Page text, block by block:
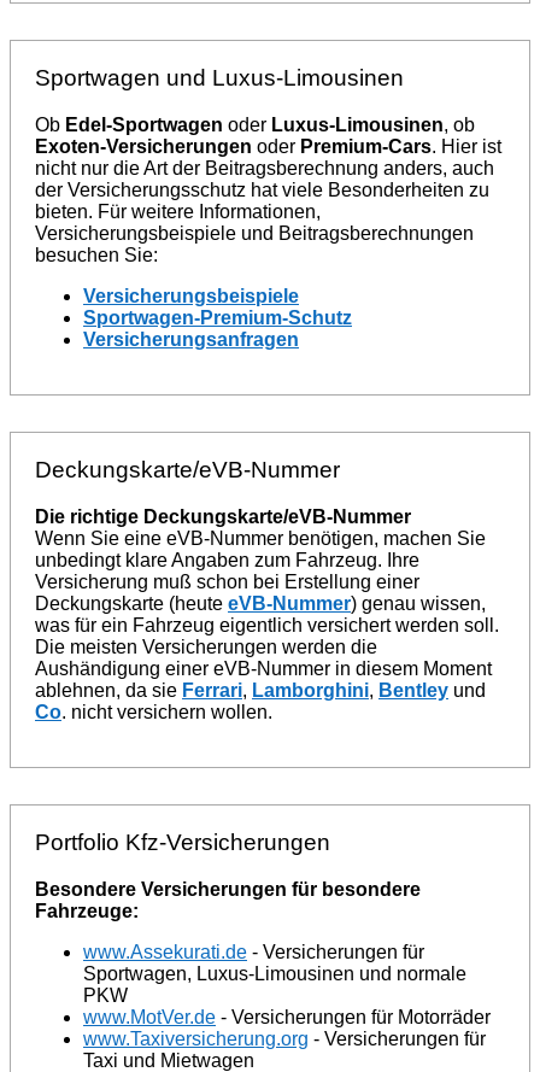
Sportwagen und Luxus-Limousinen
Ob Edel-Sportwagen oder Luxus-Limousinen, ob
Exoten-Versicherungen oder Premium-Cars. Hier ist
nicht nur die Art der Beitragsberechnung anders, auch
der Versicherungsschutz hat viele Besonderheiten zu
bieten. Für weitere Informationen,
Versicherungsbeispiele und Beitragsberechnungen
besuchen Sie:
Versicherungsbeispiele
Sportwagen-Premium-Schutz
Versicherungsanfragen
Deckungskarte/eVB-Nummer
Die richtige Deckungskarte/eVB-Nummer
Wenn Sie eine eVB-Nummer benötigen, machen Sie
unbedingt klare Angaben zum Fahrzeug. Ihre
Versicherung muß schon bei Erstellung einer
Deckungskarte (heute eVB-Nummer) genau wissen,
was für ein Fahrzeug eigentlich versichert werden soll.
Die meisten Versicherungen werden die
Aushändigung einer eVB-Nummer in diesem Moment
ablehnen, da sie Ferrari, Lamborghini, Bentley und
Co. nicht versichern wollen.
Portfolio Kfz-Versicherungen
Besondere Versicherungen für besondere
Fahrzeuge:
www.Assekurati.de - Versicherungen für
Sportwagen, Luxus-Limousinen und normale
PKW
www.MotVer.de - Versicherungen für Motorräder
www.Taxiversicherung.org - Versicherungen für
Taxi und Mietwagen